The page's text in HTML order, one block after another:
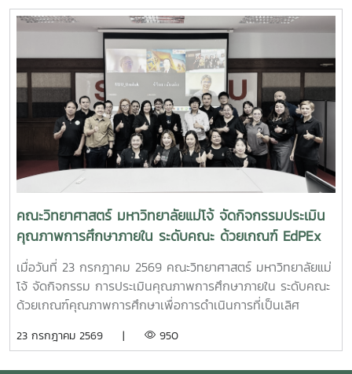
คณะวิทยาศาสตร์ มหาวิทยาลัยแม่โจ้ จัดกิจกรรมประเมิน
คุณภาพการศึกษาภายใน ระดับคณะ ด้วยเกณฑ์ EdPEx
ประจำปีการศึกษา 2568
เมื่อวันที่ 23 กรกฎาคม 2569 คณะวิทยาศาสตร์ มหาวิทยาลัยแม่
โจ้ จัดกิจกรรม การประเมินคุณภาพการศึกษาภายใน ระดับคณะ
ด้วยเกณฑ์คุณภาพการศึกษาเพื่อการดำเนินการที่เป็นเลิศ
EdPEx) ประจำปีการศึกษา 2568 เพื่อทบทวนผลการดำเนินงาน
23 กรกฎาคม 2569 | 950